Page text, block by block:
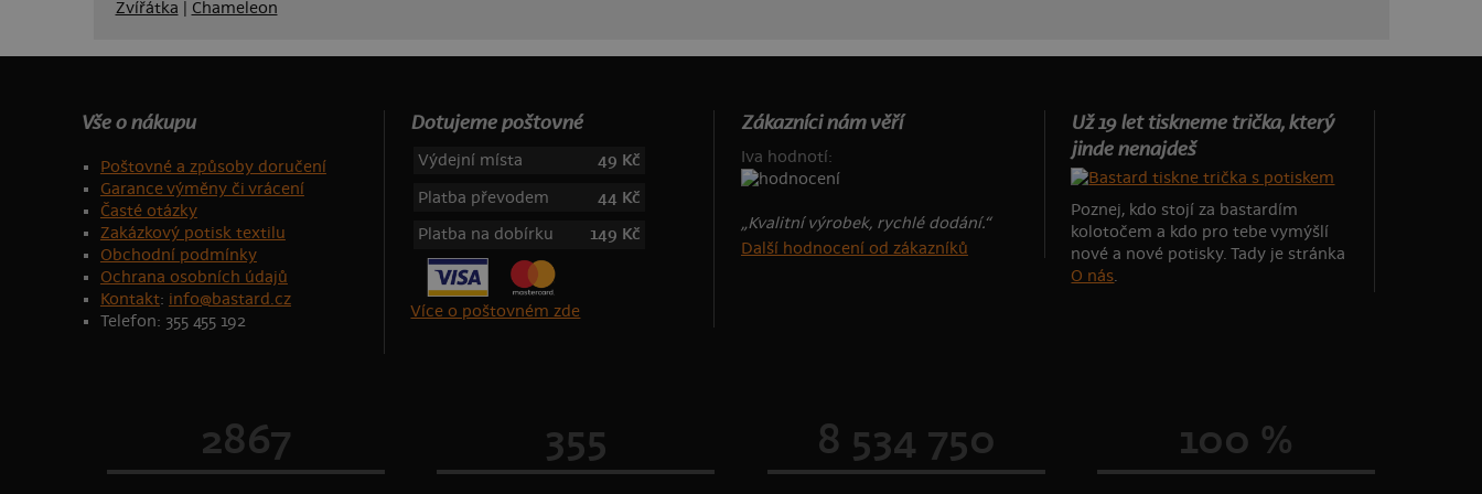
Zvířátka Chameleon
Vše o nákupu
Poštovné a způsoby doručení
Garance výměny či vrácení
Časté otázky
Zakázkový potisk textilu
Obchodní podmínky
Ochrana osobních údajů
Kontakt: info@bastard.cz
Telefon: 355 455 192
Dotujeme poštovné
Výdejní místa
49 Kč
Platba převodem
44 Kč
Platba na dobírku
149 Kč
Více o poštovném zde
Zákazníci nám věří
Iva hodnotí:
„Kvalitní výrobek, rychlé dodání.“
Další hodnocení od zákazníků
Už 19 let tiskneme trička, který
jinde nenajdeš
Poznej, kdo stojí za bastardím
kolotočem a kdo pro tebe vymýšlí
nové a nové potisky. Tady je stránka
O nás.
2867 355 8 534 750 100 %